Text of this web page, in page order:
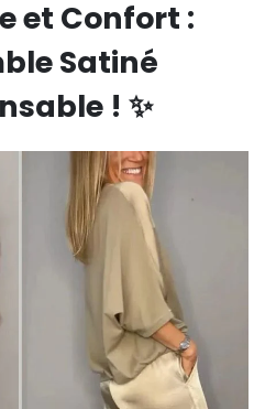
et Confort :
Satiné
! ✨